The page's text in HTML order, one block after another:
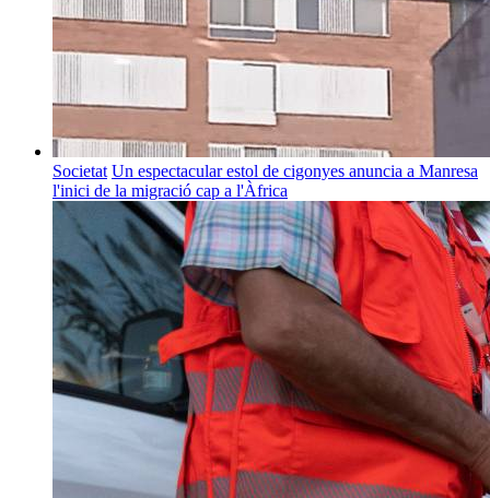
Societat Un espectacular estol de cigonyes anuncia a Manresa
l'inici de la migració cap a l'Àfrica